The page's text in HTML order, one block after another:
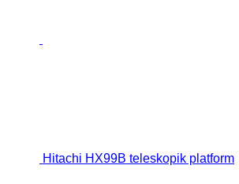
Hitachi HX99B teleskopik platform